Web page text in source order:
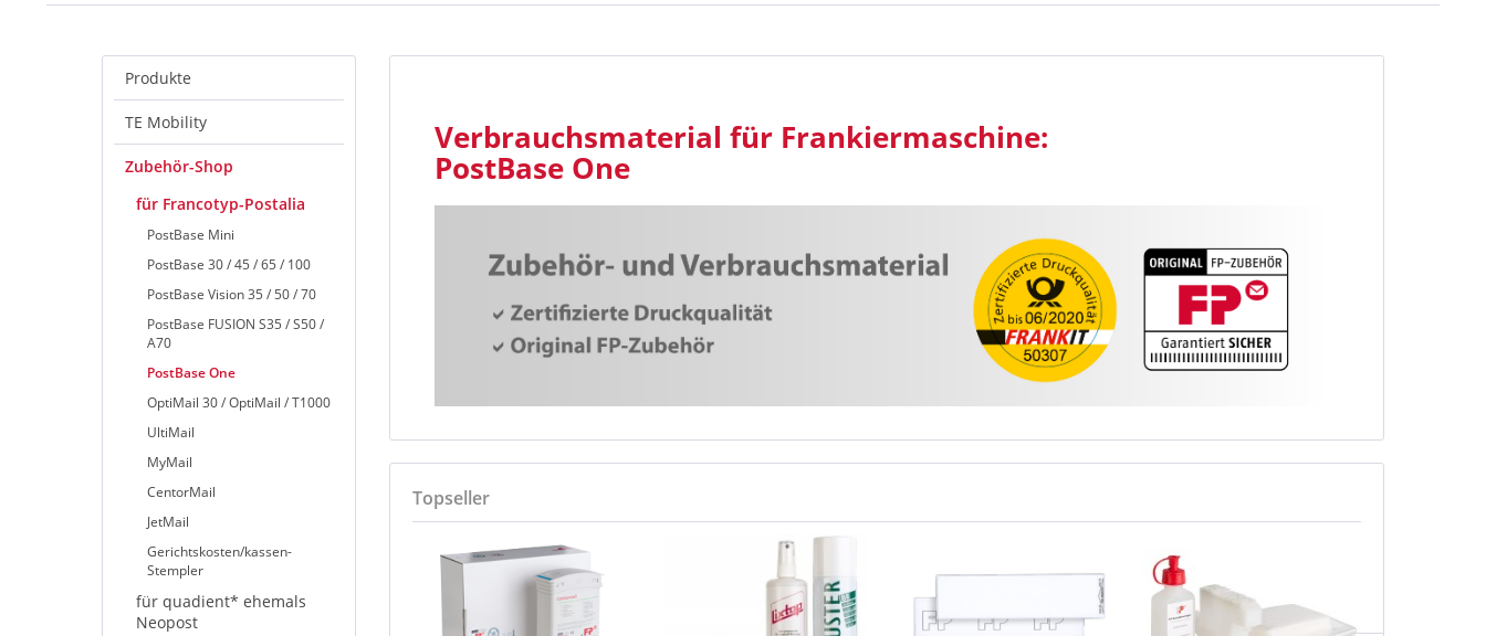
Produkte
TE Mobility
Zubehör-Shop
für Francotyp-Postalia
PostBase Mini
PostBase 30 / 45 / 65 / 100
PostBase Vision 35 / 50 / 70
PostBase FUSION S35 / S50 /
A70
PostBase One
OptiMail 30 / OptiMail / T1000
UltiMail
MyMail
CentorMail
JetMail
Gerichtskosten/kassen-
Stempler
für quadient* ehemals
Neopost
Verbrauchsmaterial für Frankiermaschine:
PostBase One
Topseller